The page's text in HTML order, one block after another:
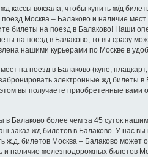
кассы вокзала, чтобы купить ж/д
Москва – Балаково и наличие
билеты на поезд в Балаково! Наши
на поезд в Балаково, то вы сразу
нашими курьерами по Москве в
на поезд в Балаково (купе,
электронные жд билеты в
вы получаете приобретенные вами
в Балаково более чем за 45 суток
заказ жд билетов в Балаково. У нас
ж.д. билетов Москва – Балаково может
и наличие железнодорожных билетов